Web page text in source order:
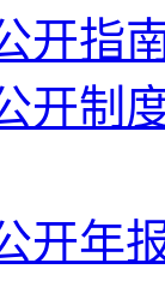
开指
开制
开年